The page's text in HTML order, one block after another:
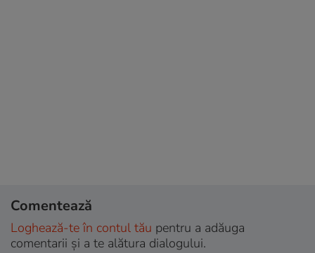
Comentează
Loghează-te în contul tău pentru a adăuga
comentarii și a te alătura dialogului.